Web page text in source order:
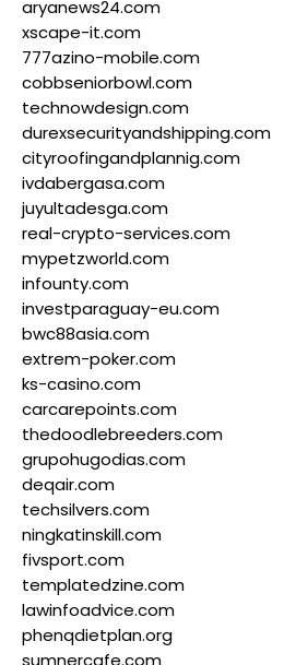
aryanews24.com
xscape-it.com
777azino-mobile.com
cobbseniorbowl.com
technowdesign.com
durexsecurityandshipping.com
cityroofingandplannig.com
ivdabergasa.com
juyultadesga.com
real-crypto-services.com
mypetzworld.com
infounty.com
investparaguay-eu.com
bwc88asia.com
extrem-poker.com
ks-casino.com
carcarepoints.com
thedoodlebreeders.com
grupohugodias.com
deqair.com
techsilvers.com
ningkatinskill.com
fivsport.com
templatedzine.com
lawinfoadvice.com
phenqdietplan.org
sumnercafe.com